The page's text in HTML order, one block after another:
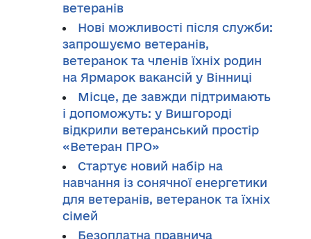
ветеранів
Нові можливості після служби:
запрошуємо ветеранів,
ветеранок та членів їхніх родин
на Ярмарок вакансій у Вінниці
Місце, де завжди підтримають
і допоможуть: у Вишгороді
відкрили ветеранський простір
«Ветеран ПРО»
Стартує новий набір на
навчання із сонячної енергетики
для ветеранів, ветеранок та їхніх
сімей
Безоплатна правнича